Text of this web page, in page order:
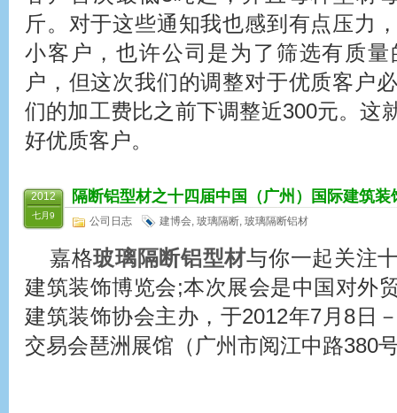
斤。对于这些通知我也感到有点压力
小客户，也许公司是为了筛选有质
户，但这次我们的调整对于优质客户
们的加工费比之前下调整近300元。这
好优质客户。
2012
七月9
隔断铝型材之十四届中国（广州）国际建筑装
公司日志 建博会, 玻璃隔断, 玻璃隔断铝材
嘉格玻璃隔断铝型材与你一起关注
建筑装饰博览会;本次展会是中国对外
建筑装饰协会主办，于2012年7月8日
交易会琶洲展馆（广州市阅江中路380